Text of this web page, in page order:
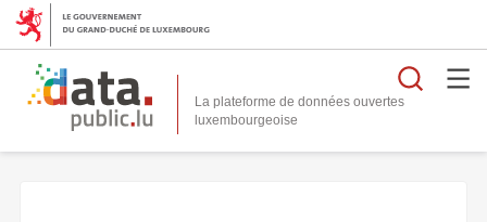
La plateforme de données ouvertes